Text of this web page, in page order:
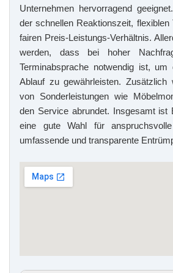
Unternehmen hervorragend
der schnellen Reaktionszeit, flexiblen
fairen Preis-Leistungs-Verhältnis.
werden, dass bei hoher
Terminabsprache notwendig ist, um
Ablauf zu gewährleisten. Zusätzlich
von Sonderleistungen wie
den Service abrundet. Insgesamt ist
eine gute Wahl für
umfassende und transparente